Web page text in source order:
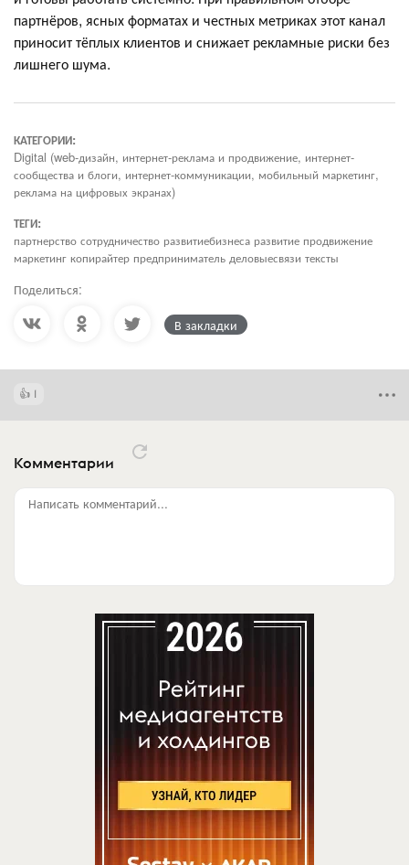
партнёров, ясных форматах и честных метриках этот канал
приносит тёплых клиентов и снижает рекламные риски без
лишнего шума.
КАТЕГОРИИ:
Digital (web-дизайн, интернет-реклама и продвижение, интернет-
сообщества и блоги, интернет-коммуникации, мобильный маркетинг,
реклама на цифровых экранах)
ТЕГИ:
партнерство сотрудничество развитиебизнеса развитие продвижение
маркетинг копирайтер предприниматель деловыесвязи тексты
Поделиться:
В закладки
1
Комментарии
Написать комментарий...